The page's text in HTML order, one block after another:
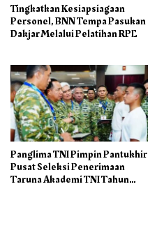
Tingkatkan Kesiapsiagaan
Personel, BNN Tempa Pasukan
Dakjar Melalui Pelatihan RPE
Panglima TNI Pimpin Pantukhir
Pusat Seleksi Penerimaan
Taruna Akademi TNI Tahun